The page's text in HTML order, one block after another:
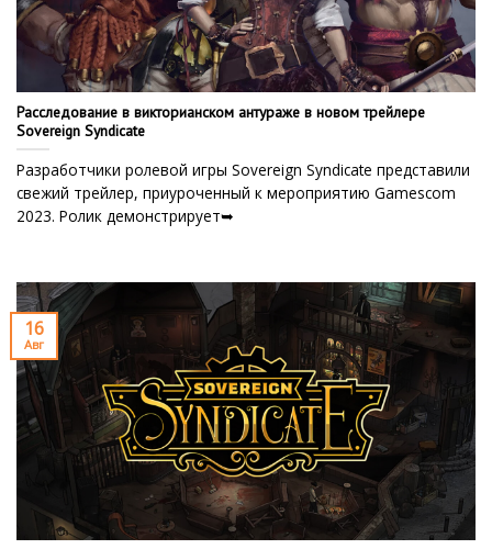
Расследование в викторианском антураже в новом трейлере
Sovereign Syndicate
Разработчики ролевой игры Sovereign Syndicate представили
свежий трейлер, приуроченный к мероприятию Gamescom
2023. Ролик демонстрирует➥
16
Авг